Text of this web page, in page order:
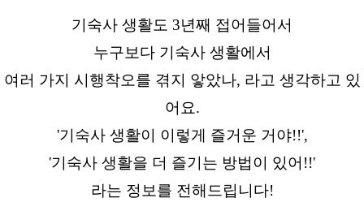
기숙사 생활도 3년째 접어들어서
누구보다 기숙사 생활에서
여러 가지 시행착오를 겪지 앟았나, 라고 생각하고 있
어요.
'기숙사 생활이 이렇게 즐거운 거야!!',
'기숙사 생활을 더 즐기는 방법이 있어!!'
라는 정보를 전해드립니다!